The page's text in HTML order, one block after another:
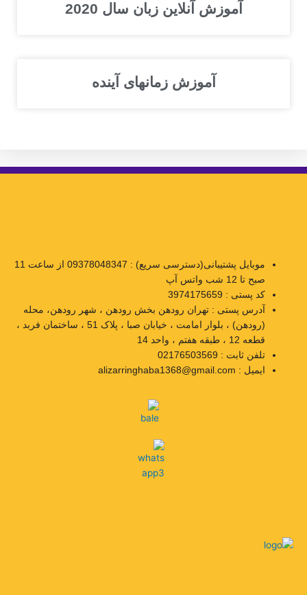
آموزش آنلاین زبان سال 2020
آموزش زمانهای آینده
موبایل پشتیبانی(دسترسی سریع) : 09378048347 از ساعت 11
صبح تا 12 شب واتس آپ
کد پستی : 3974175659
آدرس پستی : تهران رودهن بخش رودهن ، شهر رودهن، محله
(رودهن) ، بلوار امامت ، خیابان صبا ، پلاک 51 ، ساختمان فربد ،
قطعه 12 ، طبقه هفتم ، واحد 14
تلفن ثابت : 02176503569
ایمیل : alizarringhaba1368@gmail.com